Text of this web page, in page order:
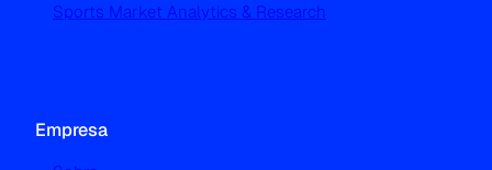
Sports Market Analytics & Research
Empresa